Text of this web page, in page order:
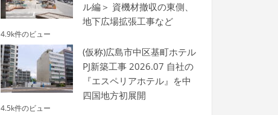
ル編＞ 資機材撤収の東側、
地下広場拡張工事など
4.9k件のビュー
(仮称)広島市中区基町ホテル
PJ新築工事 2026.07 自社の
『エスペリアホテル』を中
四国地方初展開
4.5k件のビュー